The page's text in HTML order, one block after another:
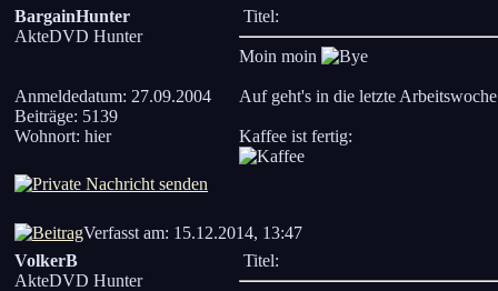
BargainHunter
AkteDVD Hunter
Anmeldedatum: 27.09.2004
Beiträge: 5139
Wohnort: hier
Titel:
Moin moin
Auf geht's in die letzte
Kaffee ist fertig:
Verfasst am: 15.12.2014, 13:47
VolkerB
AkteDVD Hunter
Titel: